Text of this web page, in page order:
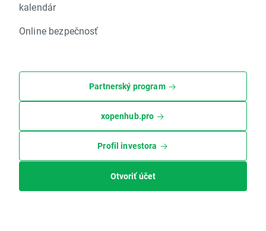
kalendár
Online bezpečnosť
Partnerský program
xopenhub.pro
Profil investora
Otvoriť účet